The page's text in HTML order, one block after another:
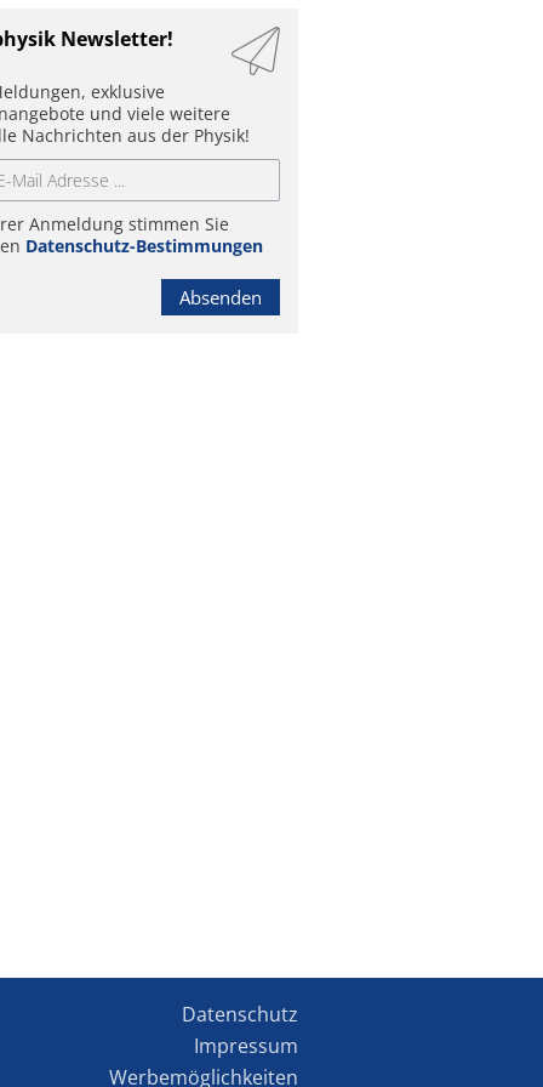
Newsletter!
exklusive
und viele weitere
Nachrichten aus der Physik!
Anmeldung stimmen Sie
Datenschutz-Bestimmungen
Absenden
Datenschutz
Impressum
Werbemöglichkeiten